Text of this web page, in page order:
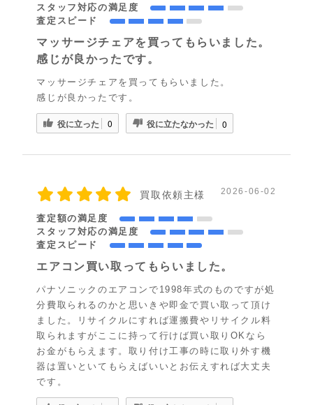
スタッフ対応の満足度
査定スピード
マッサージチェアを買ってもらいました。
感じが良かったです。
マッサージチェアを買ってもらいました。
感じが良かったです。
役に立った 0 役に立たなかった 0
買取依頼主様 2026-06-02
査定額の満足度
スタッフ対応の満足度
査定スピード
エアコン買い取ってもらいました。
パナソニックのエアコンで1998年式のものですが処
分費取られるのかと思いきや即金で買い取って頂け
ました。リサイクルにすれば運搬費やリサイクル料
取られますがここに持って行けば買い取りOKなら
お金がもらえます。取り付け工事の時に取り外す機
器は置いといてもらえばいいとお伝えすれば大丈夫
です。